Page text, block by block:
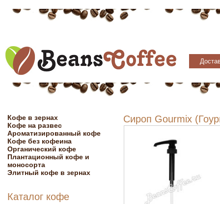
Кофе в зернах
Кофе на развес
Ароматизированный кофе
Кофе без кофеина
Органический кофе
Плантационный кофе и
моносорта
Элитный кофе в зернах
Каталог кофе
Сироп Gourmix